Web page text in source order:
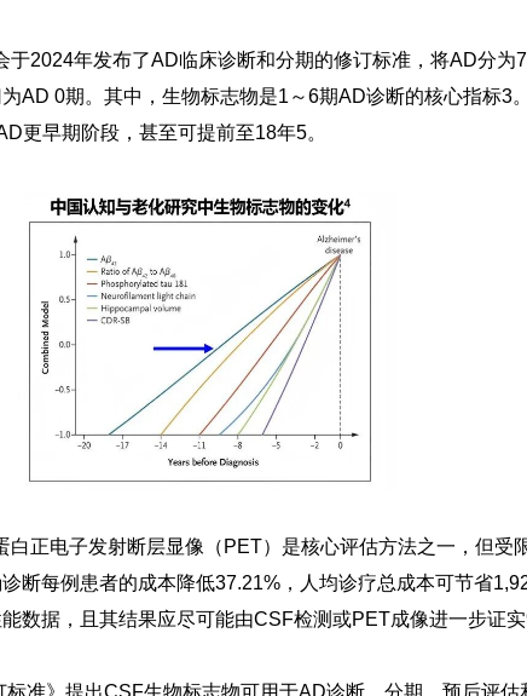
2024年发布了AD临床诊断和分期的修订标准，将AD分
AD 0期。其中，生物标志物是1～6期AD诊断的核心指标3。
更早期阶段，甚至可提前至18年5。
正电子发射断层显像（PET）是核心评估方法之一，但
断每例患者的成本降低37.21%，人均诊疗总成本可节省
数据，且其结果应尽可能由CSF检测或PET成像进一步证实